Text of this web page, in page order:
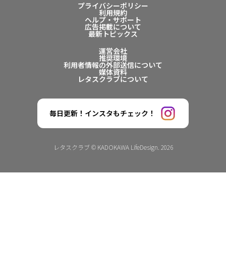
プライバシーポリシー
利用規約
ヘルプ・サポート
広告掲載について
最新トピックス
運営会社
推奨環境
利用者情報の外部送信について
媒体資料
レタスクラブについて
毎日更新！インスタもチェック！
レタスクラブ © KADOKAWA LifeDesign. 2026